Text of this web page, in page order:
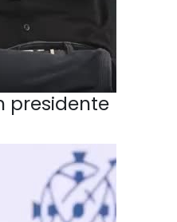
presidente